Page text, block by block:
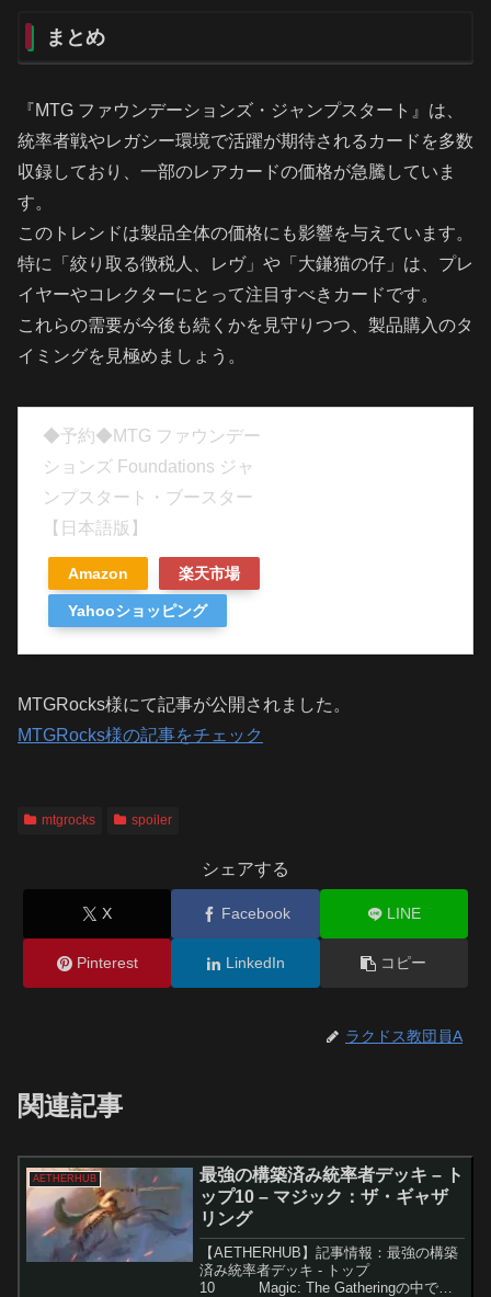
まとめ
『MTG ファウンデーションズ・ジャンプスタート』は、
統率者戦やレガシー環境で活躍が期待されるカードを多数
収録しており、一部のレアカードの価格が急騰していま
す。
このトレンドは製品全体の価格にも影響を与えています。
特に「絞り取る徴税人、レヴ」や「大鎌猫の仔」は、プレ
イヤーやコレクターにとって注目すべきカードです。
これらの需要が今後も続くかを見守りつつ、製品購入のタ
イミングを見極めましょう。
◆予約◆MTG ファウンデー
ションズ Foundations ジャ
ンプスタート・ブースター
【日本語版】
Amazon 楽天市場
Yahooショッピング
MTGRocks様にて記事が公開されました。
MTGRocks様の記事をチェック
mtgrocks spoiler
シェアする
X Facebook LINE
Pinterest LinkedIn コピー
ラクドス教団員A
関連記事
AETHERHUB
最強の構築済み統率者デッキ – ト
ップ10 – マジック：ザ・ギャザ
リング
【AETHERHUB】記事情報：最強の構築
済み統率者デッキ - トップ
10 Magic: The Gatheringの中で最